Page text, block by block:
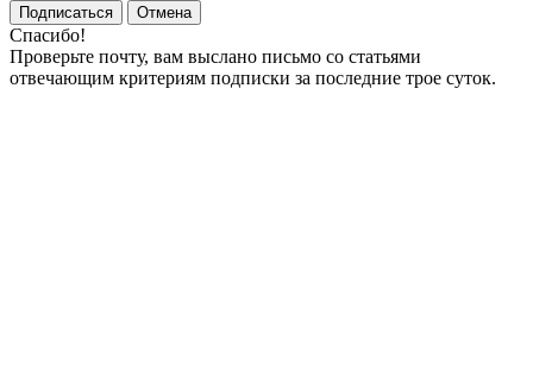
Подписаться
Отмена
Спасибо!
Проверьте почту, вам выслано письмо со статьями
отвечающим критериям подписки за последние трое суток.